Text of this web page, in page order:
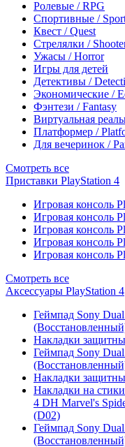
Ролевые / RPG
Спортивные /
Квест / Quest
Стрелялки /
Ужасы / Horror
Игры для детей
Детективы /
Экономические /
Фэнтези / Fantasy
Виртуальная
Платформер /
Для вечеринок /
Смотреть все
Приставки PlayStation 4
Игровая консоль
Игровая консоль
Игровая консоль
Игровая консоль
Игровая консоль
Смотреть все
Аксессуары PlayStation 4
Геймпад Sony
Накладки
Геймпад Sony
Накладки
Накладки на
4 DH Marvel's
(D02)
Геймпад Sony